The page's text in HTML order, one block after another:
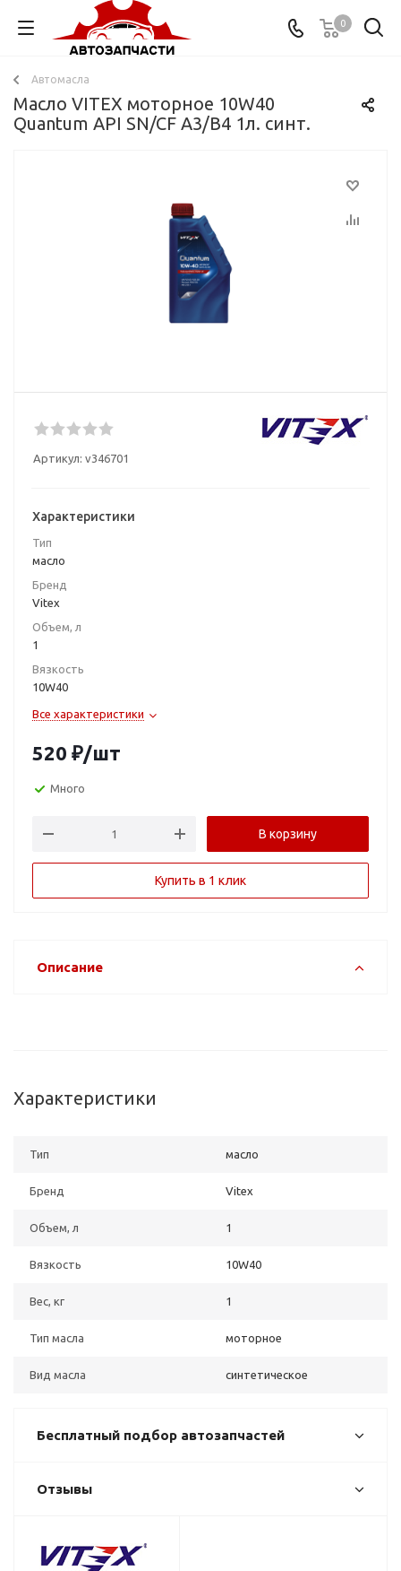
0
Автомасла
Масло VITEX моторное 10W40
Quantum API SN/CF A3/B4 1л. синт.
Артикул: v346701
Характеристики
Тип
масло
Бренд
Vitex
Объем, л
1
Вязкость
10W40
Все характеристики
520 ₽/шт
Много
В корзину
Купить в 1 клик
Описание
Характеристики
Тип масло
Бренд Vitex
Объем, л 1
Вязкость 10W40
Вес, кг 1
Тип масла моторное
Вид масла синтетическое
Бесплатный подбор автозапчастей
Отзывы